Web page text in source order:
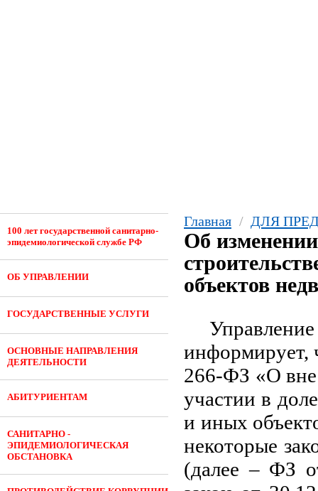
100 лет государственной санитарно-
эпидемиологической службе РФ
ОБ УПРАВЛЕНИИ
ГОСУДАРСТВЕННЫЕ УСЛУГИ
ОСНОВНЫЕ НАПРАВЛЕНИЯ
ДЕЯТЕЛЬНОСТИ
АБИТУРИЕНТАМ
САНИТАРНО -
ЭПИДЕМИОЛОГИЧЕСКАЯ
ОБСТАНОВКА
Главная / ДЛЯ
Об
объектов
информирует,
266-ФЗ «О
участии в
и иных
некоторые
(далее – ФЗ